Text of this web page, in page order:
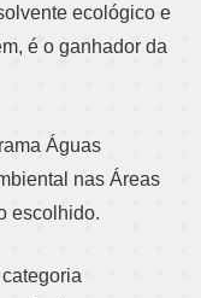
ecológico e
é o ganhador da
Águas
nas Áreas
escolhido.